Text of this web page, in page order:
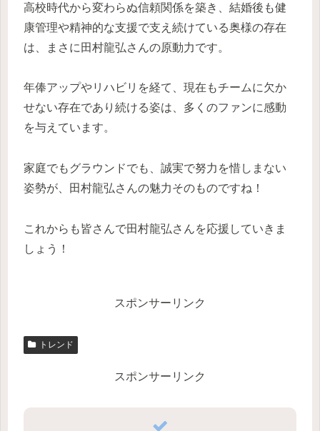
高校時代から変わらぬ信頼関係を築き、結婚後も健
康管理や精神的な支援で支え続けている奥様の存在
は、まさに田村龍弘さんの原動力です。
年俸アップやリハビリを経て、現在もチームに欠か
せない存在であり続ける姿は、多くのファンに感動
を与えています。
家庭でもグラウンドでも、誠実で努力を惜しまない
姿勢が、田村龍弘さんの魅力そのものですね！
これからも皆さんで田村龍弘さんを応援していきま
しょう！
スポンサーリンク
トレンド
スポンサーリンク